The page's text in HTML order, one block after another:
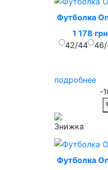
Футболка
1 178 грн
42/44
подробнее
-
Футболка